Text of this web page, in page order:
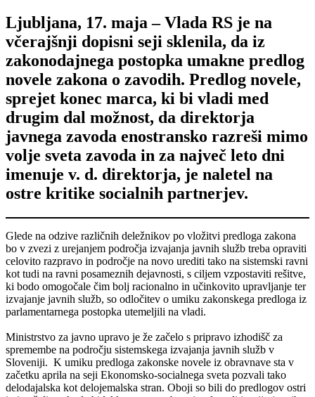
Ljubljana, 17. maja – Vlada RS je na
včerajšnji dopisni seji sklenila, da iz
zakonodajnega postopka umakne predlog
novele zakona o zavodih. Predlog novele,
sprejet konec marca, ki bi vladi med
drugim dal možnost, da direktorja
javnega zavoda enostransko razreši mimo
volje sveta zavoda in za največ leto dni
imenuje v. d. direktorja, je naletel na
ostre kritike socialnih partnerjev.
Glede na odzive različnih deležnikov po vložitvi predloga zakona
bo v zvezi z urejanjem področja izvajanja javnih služb treba opraviti
celovito razpravo in področje na novo urediti tako na sistemski ravni
kot tudi na ravni posameznih dejavnosti, s ciljem vzpostaviti rešitve,
ki bodo omogočale čim bolj racionalno in učinkovito upravljanje ter
izvajanje javnih služb, so odločitev o umiku zakonskega predloga iz
parlamentarnega postopka utemeljili na vladi.
Ministrstvo za javno upravo je že začelo s pripravo izhodišč za
spremembe na področju sistemskega izvajanja javnih služb v
Sloveniji. K umiku predloga zakonske novele iz obravnave sta v
začetku aprila na seji Ekonomsko-socialnega sveta pozvali tako
delodajalska kot delojemalska stran. Oboji so bili do predlogov ostri